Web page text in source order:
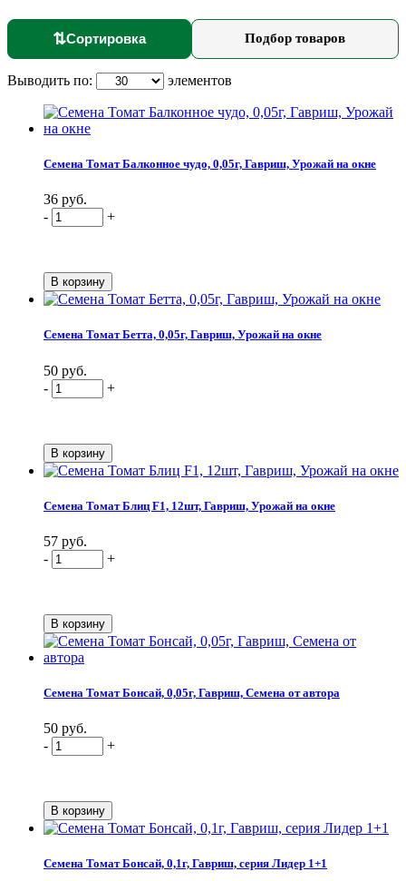
⇅Сортировка Подбор товаров
Выводить по: элементов
Семена Томат Балконное чудо, 0,05г, Гавриш, Урожай на окне
36 руб.
-
+
Семена Томат Бетта, 0,05г, Гавриш, Урожай на окне
50 руб.
-
+
Семена Томат Блиц F1, 12шт, Гавриш, Урожай на окне
57 руб.
-
+
Семена Томат Бонсай, 0,05г, Гавриш, Семена от автора
50 руб.
-
+
Семена Томат Бонсай, 0,1г, Гавриш, серия Лидер 1+1